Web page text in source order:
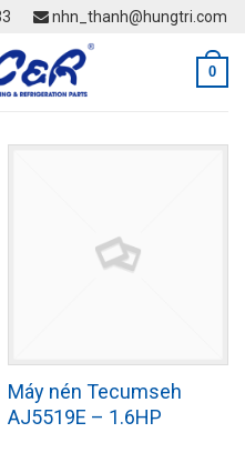
nhn_thanh@hungtri.com
0
Máy nén Tecumseh
AJ5519E – 1.6HP